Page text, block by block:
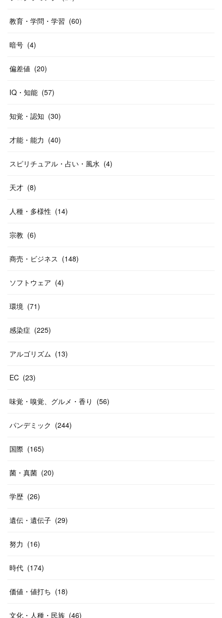
教育・学問・学習 (60)
暗号 (4)
偏差値 (20)
IQ・知能 (57)
知覚・認知 (30)
才能・能力 (40)
スピリチュアル・占い・風水 (4)
天才 (8)
人種・多様性 (14)
宗教 (6)
商売・ビジネス (148)
ソフトウェア (4)
環境 (71)
感染症 (225)
アルゴリズム (13)
EC (23)
味覚・嗅覚、グルメ・香り (56)
パンデミック (244)
国際 (165)
菌・真菌 (20)
学歴 (26)
遺伝・遺伝子 (29)
努力 (16)
時代 (174)
価値・値打ち (18)
文化・人種・民族 (46)